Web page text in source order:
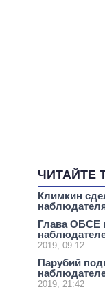
ЧИТАЙТЕ
Климкин
Глава ОБСЕ
2019, 09:12
Парубий
2019, 21:42